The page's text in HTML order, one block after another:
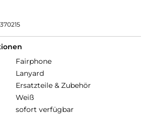
Fairphone
Lanyard
Ersatzteile & Zubehör
Weiß
sofort verfügbar